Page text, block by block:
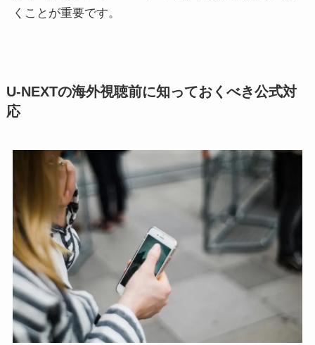
くことが重要です。
U-NEXTの海外視聴前に知っておくべき公式対
応